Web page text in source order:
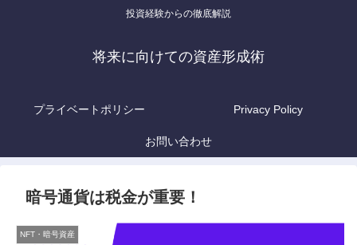
投資経験からの徹底解説
将来に向けての資産形成術
プライベートポリシー Privacy Policy
お問い合わせ
暗号通貨は税金が重要！
NFT・暗号資産